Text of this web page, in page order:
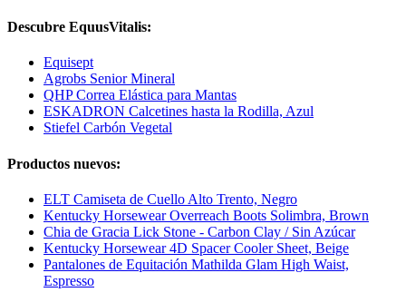
Descubre EquusVitalis:
Equisept
Agrobs Senior Mineral
QHP Correa Elástica para Mantas
ESKADRON Calcetines hasta la Rodilla, Azul
Stiefel Carbón Vegetal
Productos nuevos:
ELT Camiseta de Cuello Alto Trento, Negro
Kentucky Horsewear Overreach Boots Solimbra, Brown
Chia de Gracia Lick Stone - Carbon Clay / Sin Azúcar
Kentucky Horsewear 4D Spacer Cooler Sheet, Beige
Pantalones de Equitación Mathilda Glam High Waist,
Espresso